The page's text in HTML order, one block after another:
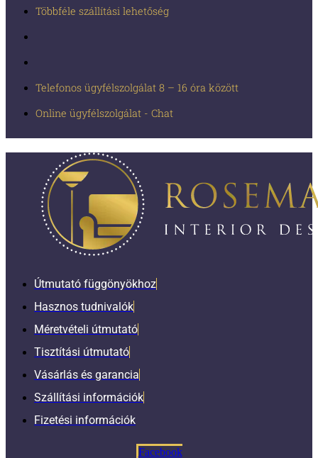
Többféle szállítási lehetőség
Telefonos ügyfélszolgálat 8 – 16 óra között
Online ügyfélszolgálat - Chat
Útmutató függönyökhoz
Hasznos tudnivalók
Méretvételi útmutató
Tisztítási útmutató
Vásárlás és garancia
Szállítási információk
Fizetési információk
Facebook